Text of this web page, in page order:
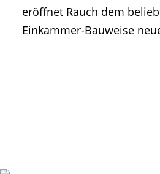
• Mitteilung der
• Agritechnica
eröffnet Rauch dem
Einkammer-Bauweise